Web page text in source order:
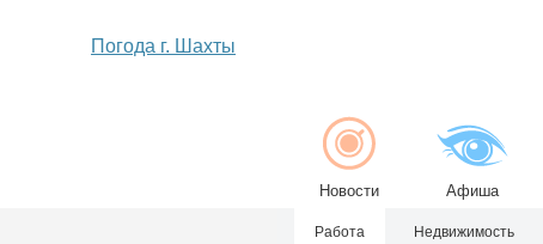
Погода г. Шахты
Новости Афиша
Работа Недвижимость